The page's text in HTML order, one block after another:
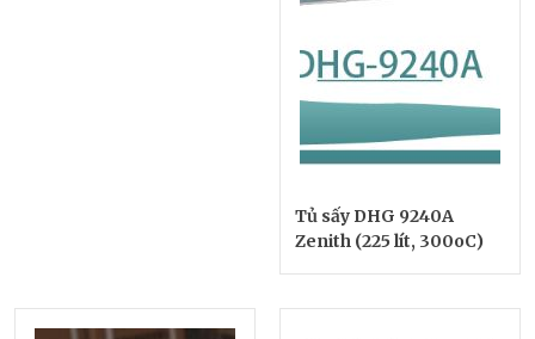
Tủ sấy DHG 9240A
Zenith (225 lít, 300oC)